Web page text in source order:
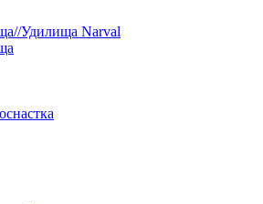
Удилища Narval